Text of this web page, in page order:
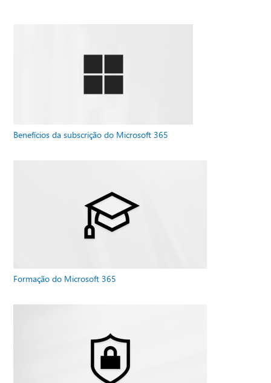
Benefícios da subscrição do Microsoft 365
Formação do Microsoft 365